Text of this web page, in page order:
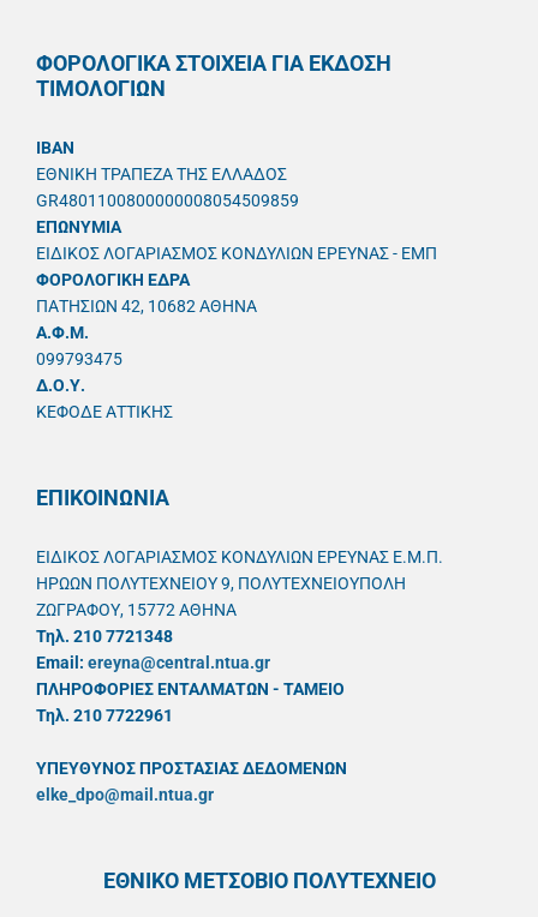
ΦΟΡΟΛΟΓΙΚΑ ΣΤΟΙΧΕΙΑ ΓΙΑ ΕΚΔΟΣΗ
ΤΙΜΟΛΟΓΙΩΝ
IBAN
ΕΘΝΙΚΗ ΤΡΑΠΕΖΑ ΤΗΣ ΕΛΛΑΔΟΣ
GR4801100800000008054509859
ΕΠΩΝΥΜΙΑ
ΕΙΔΙΚΟΣ ΛΟΓΑΡΙΑΣΜΟΣ ΚΟΝΔΥΛΙΩΝ ΕΡΕΥΝΑΣ - ΕΜΠ
ΦΟΡΟΛΟΓΙΚΗ ΕΔΡΑ
ΠΑΤΗΣΙΩΝ 42, 10682 ΑΘΗΝΑ
A.Φ.Μ.
099793475
Δ.Ο.Υ.
ΚΕΦΟΔΕ ΑΤΤΙΚΗΣ
ΕΠΙΚΟΙΝΩΝΙΑ
ΕΙΔΙΚΟΣ ΛΟΓΑΡΙΑΣΜΟΣ ΚΟΝΔΥΛΙΩΝ ΕΡΕΥΝΑΣ Ε.Μ.Π.
ΗΡΩΩΝ ΠΟΛΥΤΕΧΝΕΙΟΥ 9, ΠΟΛΥΤΕΧΝΕΙΟΥΠΟΛΗ
ΖΩΓΡΑΦΟΥ, 15772 ΑΘΗΝΑ
Τηλ. 210 7721348
Email: ereyna@central.ntua.gr
ΠΛΗΡΟΦΟΡΙΕΣ ΕΝΤΑΛΜΑΤΩΝ - ΤΑΜΕΙΟ
Τηλ. 210 7722961
ΥΠΕΥΘYΝΟΣ ΠΡΟΣΤΑΣΙΑΣ ΔΕΔΟΜΕΝΩΝ
elke_dpo@mail.ntua.gr
ΕΘΝΙΚΟ ΜΕΤΣΟΒΙΟ ΠΟΛΥΤΕΧΝΕΙΟ